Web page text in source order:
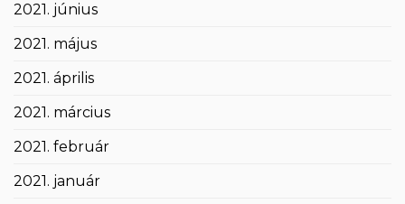
2021. június
2021. május
2021. április
2021. március
2021. február
2021. január